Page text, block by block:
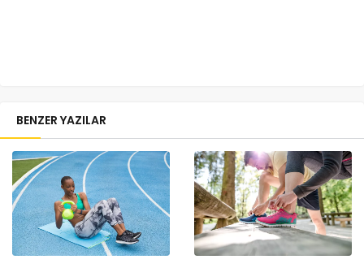
BENZER YAZILAR